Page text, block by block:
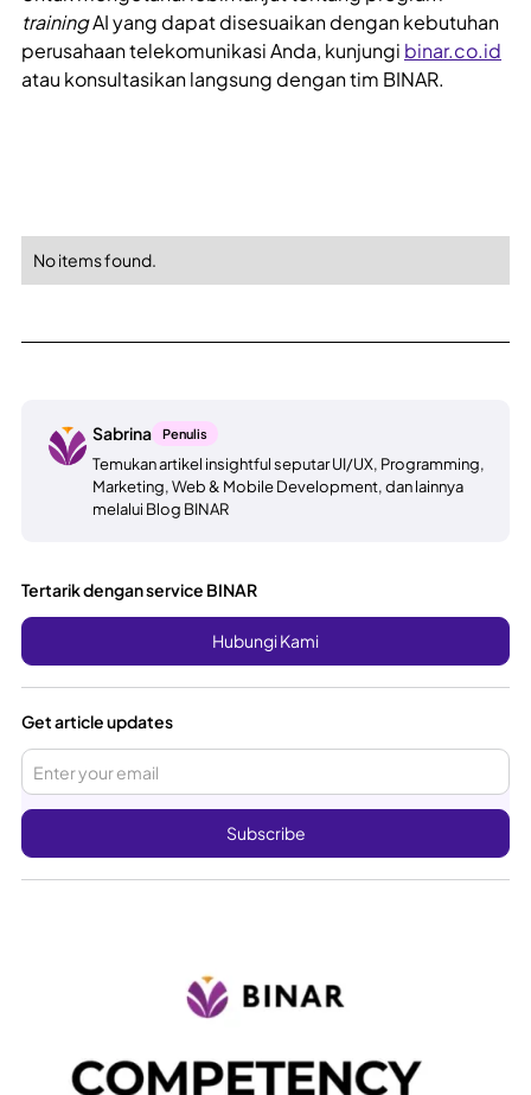
trainingAI yang dapat disesuaikan dengan kebutuhan
perusahaan telekomunikasi Anda, kunjungi binar.co.id
atau konsultasikan langsung dengan tim BINAR.
No items found.
Sabrina Penulis
Temukan artikel insightful seputar UI/UX, Programming,
Marketing, Web & Mobile Development, dan lainnya
melalui Blog BINAR
Tertarik dengan service BINAR
Hubungi Kami
Get article updates